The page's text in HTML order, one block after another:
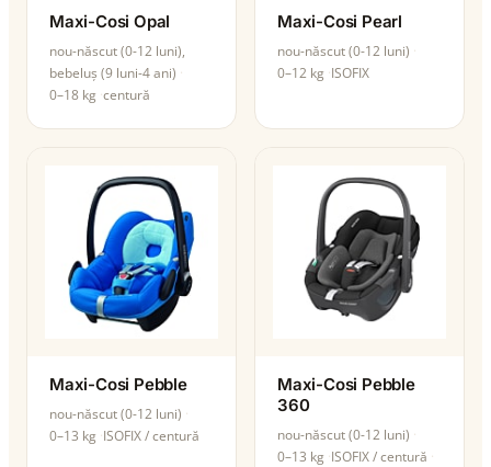
Maxi-Cosi Opal
nou-născut (0-12 luni),
bebeluș (9 luni-4 ani)
0–18 kg centură
Maxi-Cosi Pearl
nou-născut (0-12 luni)
0–12 kg ISOFIX
Maxi-Cosi Pebble
nou-născut (0-12 luni)
0–13 kg ISOFIX / centură
Maxi-Cosi Pebble
360
nou-născut (0-12 luni)
0–13 kg ISOFIX / centură